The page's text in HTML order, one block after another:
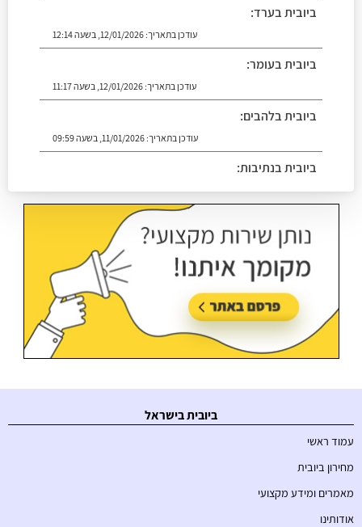
ביובית בערד:
עודכן בתאריך:12/01/2026, בשעה 12:14
ביובית בעומר:
עודכן בתאריך:12/01/2026, בשעה 11:17
ביובית בלהבים:
עודכן בתאריך:11/01/2026, בשעה 09:59
ביובית בנתיבות:
עודכן בתאריך:18/05/2026, בשעה 14:13
ביובית בישראל
עמוד ראשי
מחירון ביובית
מאמרים ומידע מקצועי
אודותינו